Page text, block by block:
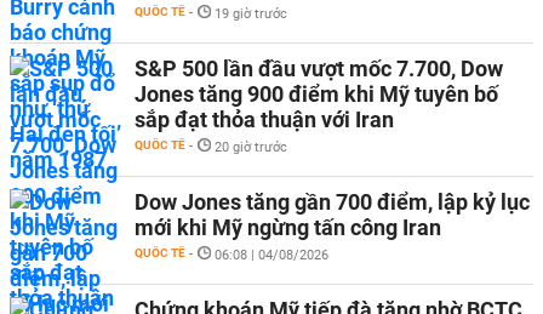
QUỐC TẾ - 19 giờ trước
S&P 500 lần đầu vượt mốc 7.700, Dow
Jones tăng 900 điểm khi Mỹ tuyên bố
sắp đạt thỏa thuận với Iran
QUỐC TẾ - 20 giờ trước
Dow Jones tăng gần 700 điểm, lập kỷ lục
mới khi Mỹ ngừng tấn công Iran
QUỐC TẾ - 06:08 | 04/08/2026